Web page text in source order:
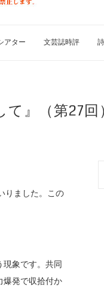
アター 文芸誌時評
』（第27回
りました。この
象です。共同
爆発で収拾付か